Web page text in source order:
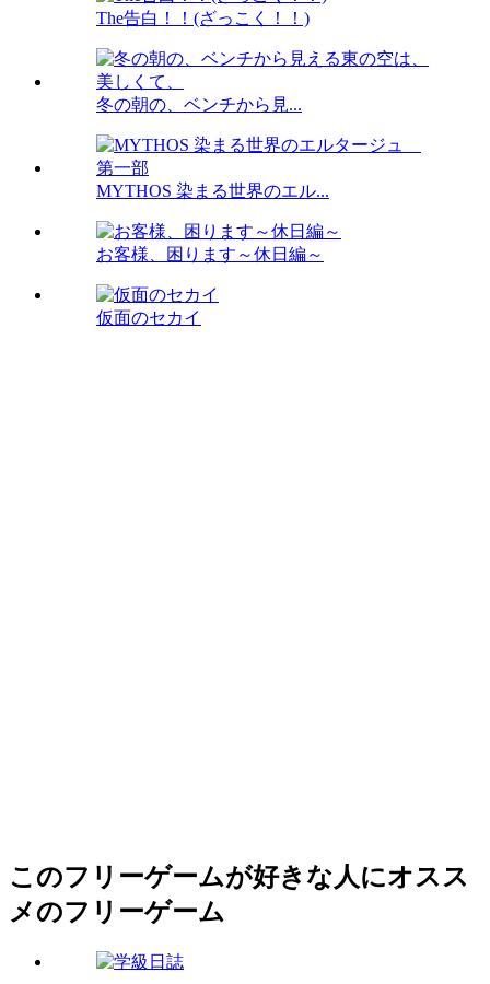
The告白！！(ざっこく！！)
冬の朝の、ベンチから見...
MYTHOS 染まる世界のエル...
お客様、困ります～休日編～
仮面のセカイ
このフリーゲームが好きな人にオスス
メのフリーゲーム